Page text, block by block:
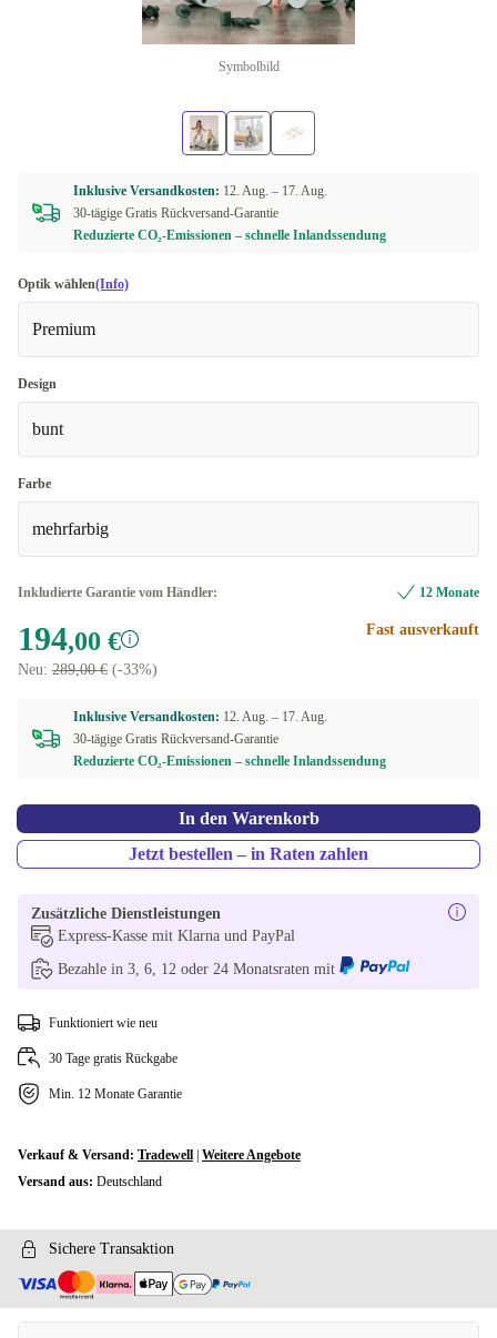
Symbolbild
Inklusive Versandkosten: 12. Aug. – 17. Aug.
30-tägige Gratis Rückversand-Garantie
Reduzierte CO₂-Emissionen – schnelle Inlandssendung
Optik wählen(Info)
Premium
Design
bunt
Farbe
mehrfarbig
Inkludierte Garantie vom Händler: 12 Monate
194,00 €
Neu: 289,00 € (-33%)
Fast ausverkauft
Inklusive Versandkosten: 12. Aug. – 17. Aug.
30-tägige Gratis Rückversand-Garantie
Reduzierte CO₂-Emissionen – schnelle Inlandssendung
In den Warenkorb
Jetzt bestellen – in Raten zahlen
Zusätzliche Dienstleistungen
Express-Kasse mit Klarna und PayPal
Bezahle in 3, 6, 12 oder 24 Monatsraten mit
Funktioniert wie neu
30 Tage gratis Rückgabe
Min. 12 Monate Garantie
Verkauf & Versand: Tradewell Weitere Angebote
Versand aus: Deutschland
Sichere Transaktion